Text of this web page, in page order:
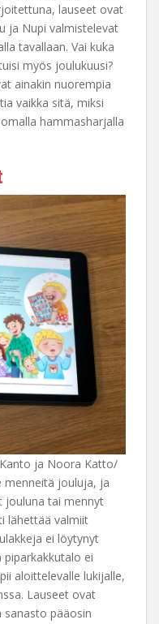
lauseet ovat
ja Nupi valmistelevat
tavallaan. Vai kuka
myös joulukuusi?
ainakin nuorempia
vaikka sitä, miksi
hammasharjalla
ja Noora Katto/
menneitä jouluja, ja
jouluna tai mennyt
lähettää valmiit
ei löytynyt
ei
aloittelevalle lukijalle,
Lauseet ovat
sanasto pääosin